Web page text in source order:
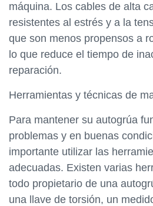
máquina. Los cables de alta
resistentes al estrés y a la
que son menos propensos a
lo que reduce el tiempo de
reparación.
Herramientas y técnicas de
Para mantener su autogrúa
problemas y en buenas
importante utilizar las
adecuadas. Existen varias
todo propietario de una
una llave de torsión, un